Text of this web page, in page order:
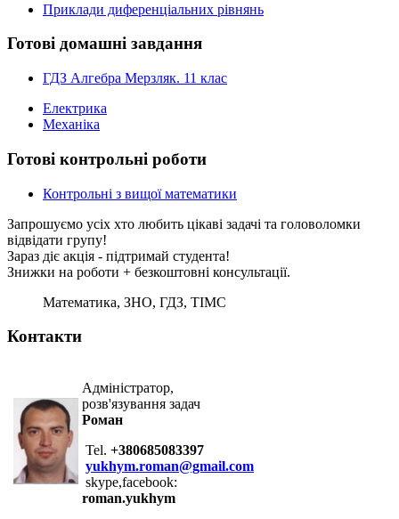
Приклади диференціальних рівнянь
Готові домашні завдання
ГДЗ Алгебра Мерзляк. 11 клас
Електрика
Механіка
Готові контрольні роботи
Контрольні з вищої математики
Запрошуємо усіх хто любить цікаві задачі та головоломки
відвідати групу!
Зараз діє акція - підтримай студента!
Знижки на роботи + безкоштовні консультації.
Математика, ЗНО, ГДЗ, ТІМС
Контакти
Адміністратор,
розв'язування задач
Роман
Tel. +380685083397
yukhym.roman@gmail.com
skype,facebook:
roman.yukhym